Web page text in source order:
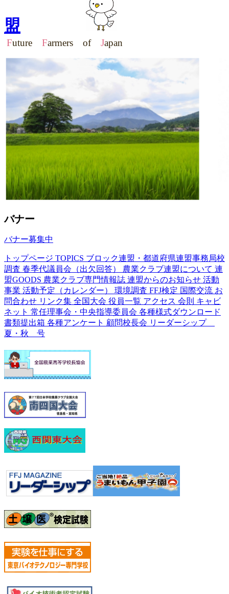
盟
Future Farmers of Japan
バナー
バナー募集中
トップページ TOPICS ブロック連盟・都道府県連盟事務局校
調査 春季代議員会（出欠回答） 農業クラブ連盟について 連
盟GOODS 農業クラブ専門情報誌 連盟からのお知らせ 活動
事業 活動予定（カレンダー） 環境調査 FFJ検定 国際交流 お
問合わせ リンク集 全国大会 役員一覧 アクセス 会則 キャビ
ネット 常任理事会・中央指導委員会 各種様式ダウンロード
書類提出箱 各種アンケート 顧問校長会 リーダーシップ
夏・秋 号